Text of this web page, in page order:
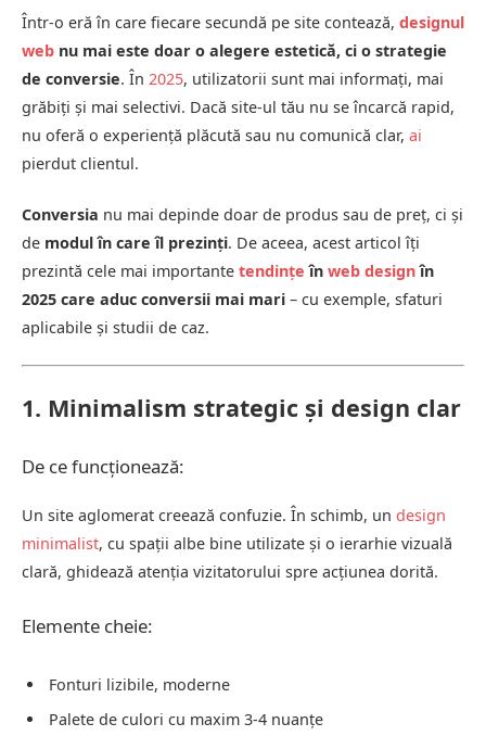
Într-o eră în care fiecare secundă pe site contează, designul
web nu mai este doar o alegere estetică, ci o strategie
de conversie. În 2025, utilizatorii sunt mai informați, mai
grăbiți și mai selectivi. Dacă site-ul tău nu se încarcă rapid,
nu oferă o experiență plăcută sau nu comunică clar, ai
pierdut clientul.
Conversia nu mai depinde doar de produs sau de preț, ci și
de modul în care îl prezinți. De aceea, acest articol îți
prezintă cele mai importante tendințe în web designîn
2025 care aduc conversii mai mari – cu exemple, sfaturi
aplicabile și studii de caz.
1. Minimalism strategic și design clar
De ce funcționează:
Un site aglomerat creează confuzie. În schimb, un design
minimalist, cu spații albe bine utilizate și o ierarhie vizuală
clară, ghidează atenția vizitatorului spre acțiunea dorită.
Elemente cheie:
Fonturi lizibile, moderne
Palete de culori cu maxim 3-4 nuanțe